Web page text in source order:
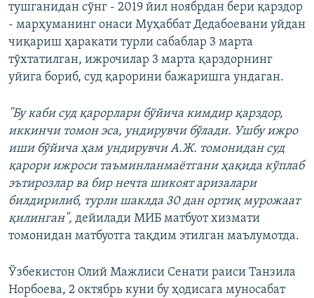
тушганидан сўнг - 2019 йил ноябрдан бери қарздор
- марҳуманинг онаси Муҳаббат Дедабоевани уйдан
чиқариш ҳаракати турли сабаблар 3 марта
тўхтатилган, ижрочилар 3 марта қарздорнинг
уйига бориб, суд қарорини бажаришга ундаган.
"Бу каби суд қарорлари бўйича кимдир қарздор,
иккинчи томон эса, ундирувчи бўлади. Ушбу ижро
иши бўйича ҳам ундирувчи А.Ж. томонидан суд
қарори ижроси таъминланмаётгани ҳақида кўплаб
эътирозлар ва бир нечта шикоят аризалари
билдирилиб, турли шаклда 30 дан ортиқ мурожаат
қилинган", дейилади МИБ матбуот хизмати
томонидан матбуотга тақдим этилган маълумотда.
Ўзбекистон Олий Мажлиси Сенати раиси Танзила
Норбоева, 2 октябрь куни бу ҳодисага муносабат